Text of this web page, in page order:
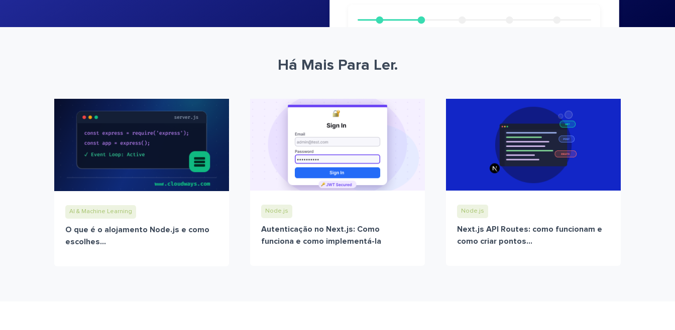
Há Mais Para Ler.
AI & Machine Learning
O que é o alojamento Node.js e como
escolhes...
Node.js
Autenticação no Next.js: Como
funciona e como implementá-la
Node.js
Next.js API Routes: como funcionam e
como criar pontos...